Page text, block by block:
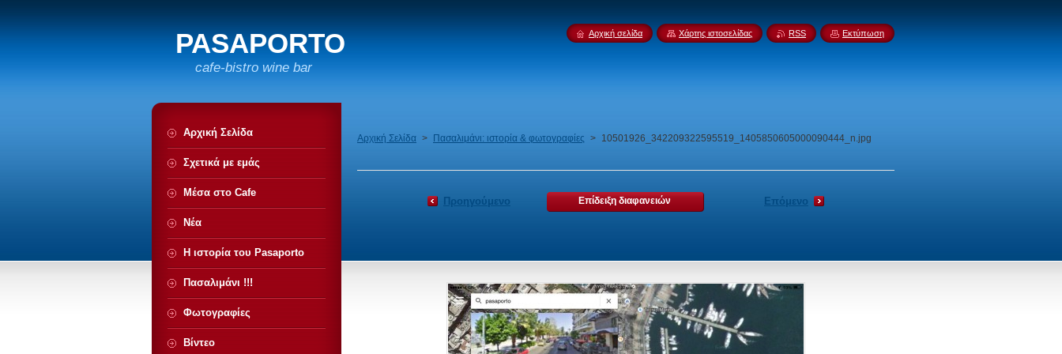
PASAPORTO
cafe-bistro wine bar
Αρχική Σελίδα > Πασαλιμάνι: ιστορία & φωτογραφίες > 10501926_342209322595519_1405850605000090444_n.jpg
Προηγούμενο Επίδειξη διαφανειών Επόμενο
Αρχική Σελίδα
Σχετικά με εμάς
Μέσα στο Cafe
Νέα
Η ιστορία του Pasaporto
Πασαλιμάνι !!!
Φωτογραφίες
Βίντεο
Αρχική σελίδα Χάρτης ιστοσελίδας RSS Εκτύπωση